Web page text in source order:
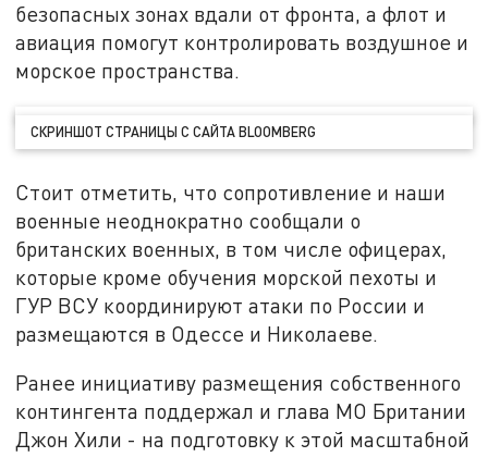
безопасных зонах вдали от фронта, а флот и
авиация помогут контролировать воздушное и
морское пространства.
СКРИНШОТ СТРАНИЦЫ С САЙТА BLOOMBERG
Стоит отметить, что сопротивление и наши
военные неоднократно сообщали о
британских военных, в том числе офицерах,
которые кроме обучения морской пехоты и
ГУР ВСУ координируют атаки по России и
размещаются в Одессе и Николаеве.
Ранее инициативу размещения собственного
контингента поддержал и глава МО Британии
Джон Хили - на подготовку к этой масштабной